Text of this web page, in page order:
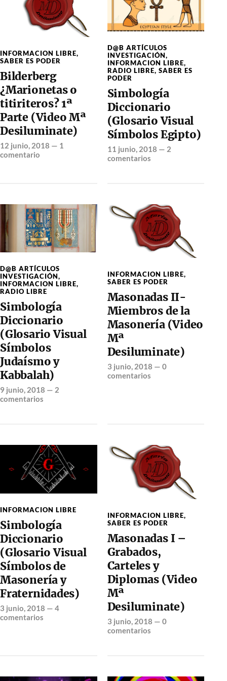
INFORMACION LIBRE,
SABER ES PODER
Bilderberg
¿Marionetas o
titiriteros? 1ª
Parte (Video Mª
Desiluminate)
12 junio, 2018 — 1
comentario
D@B ARTÍCULOS
INVESTIGACIÓN,
INFORMACION LIBRE,
RADIO LIBRE, SABER ES
PODER
Simbología
Diccionario
(Glosario Visual
Símbolos Egipto)
11 junio, 2018 — 2
comentarios
D@B ARTÍCULOS
INVESTIGACIÓN,
INFORMACION LIBRE,
RADIO LIBRE
Simbología
Diccionario
(Glosario Visual
Símbolos
Judaísmo y
Kabbalah)
9 junio, 2018 — 2
comentarios
INFORMACION LIBRE,
SABER ES PODER
Masonadas II-
Miembros de la
Masonería (Video
Mª
Desiluminate)
3 junio, 2018 — 0
comentarios
INFORMACION LIBRE
Simbología
Diccionario
(Glosario Visual
Símbolos de
Masonería y
Fraternidades)
3 junio, 2018 — 4
comentarios
INFORMACION LIBRE,
SABER ES PODER
Masonadas I –
Grabados,
Carteles y
Diplomas (Video
Mª
Desiluminate)
3 junio, 2018 — 0
comentarios